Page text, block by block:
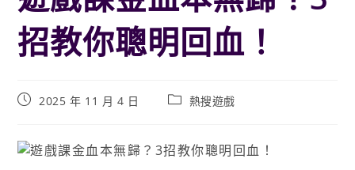
招教你聰明回血！
2025 年 11 月 4 日 熱搜遊戲